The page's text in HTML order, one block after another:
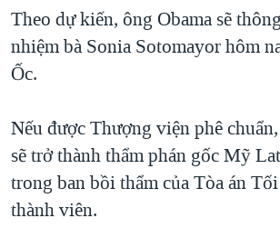
"Tìm"NGƯỜI VIỆT HẢI NGOẠI
ĐỜI SỐNG
KHOA HỌC
SỨC KHOẺ
VĂN HOÁ
THỂ THAO
HÀNH TRÌNH BẦU CỬ 2024
NGÀY TỊ NẠN THẾ GIỚI
TRỊNH VĨNH BÌNH - NGƯỜI HẠ 'BÊN
GROUND ZERO – XƯA VÀ NAY
VIDEO
NGHE
Ngôn ngữ khác
Theo dự kiến, ông Obama sẽ
nhiệm bà Sonia Sotomayor hôm
Ốc.
Nếu được Thượng viện phê
sẽ trở thành thẩm phán gốc Mỹ
trong ban bồi thẩm của Tòa án
thành viên.